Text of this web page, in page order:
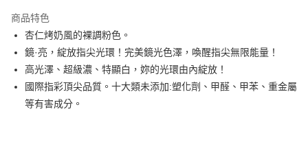
Apple Pay
街口支付
悠遊付
商品特色
杏仁烤奶風的裸調粉色。
鏡·亮，綻放指尖光環！完美鏡光色澤，喚醒指尖無限能量！
高光澤、超級濃、特顯白，妳的光環由內綻放！
國際指彩頂尖品質。十大類未添加:塑化劑、甲醛、甲苯、重金屬
等有害成分。